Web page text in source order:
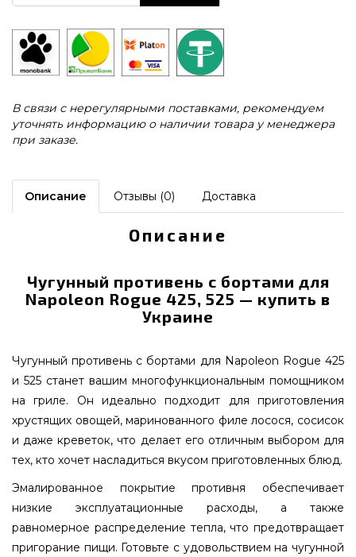
В связи с нерегулярными поставками, рекомендуем
уточнять информацию о наличии товара у менеджера
при заказе.
Описание Отзывы (0) Доставка
Описание
Чугунный противень с бортами для
Napoleon Rogue 425, 525 — купить в
Украине
Чугунный противень с бортами для Napoleon Rogue 425
и 525 станет вашим многофункциональным помощником
на гриле. Он идеально подходит для приготовления
хрустящих овощей, маринованного филе лосося, сосисок
и даже креветок, что делает его отличным выбором для
тех, кто хочет насладиться вкусом приготовленных блюд.
Эмалированное покрытие противня обеспечивает
низкие эксплуатационные расходы, а также
равномерное распределение тепла, что предотвращает
пригорание пищи. Готовьте с удовольствием на чугунной